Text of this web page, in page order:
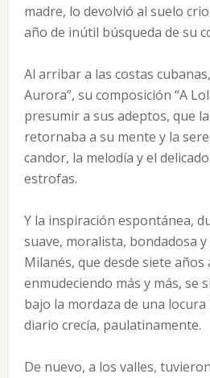
madre, lo devolvió al suelo
año de inútil búsqueda de su
Al arribar a las costas
Aurora”, su composición “A
presumir a sus adeptos, que
retornaba a su mente y la
candor, la melodía y el
estrofas.
Y la inspiración espontánea,
suave, moralista, bondadosa y
Milanés, que desde siete años
enmudeciendo más y más, se
bajo la mordaza de una
diario crecía, paulatinamente.
De nuevo, a los valles,